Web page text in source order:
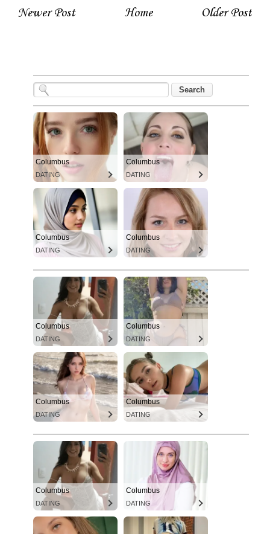
Newer Post Older Post
Home
Columbus
DATING
Columbus
DATING
Columbus
DATING
Columbus
DATING
Columbus
DATING
Columbus
DATING
Columbus
DATING
Columbus
DATING
Columbus
DATING
Columbus
DATING